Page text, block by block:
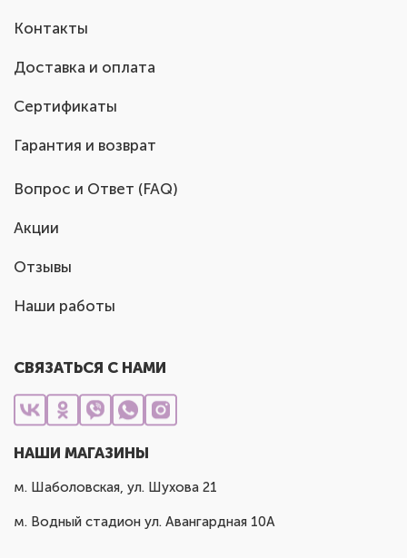
Контакты
Доставка и оплата
Сертификаты
Гарантия и возврат
Вопрос и Ответ (FAQ)
Акции
Отзывы
Наши работы
СВЯЗАТЬСЯ С НАМИ
НАШИ МАГАЗИНЫ
м. Шаболовская, ул. Шухова 21
м. Водный стадион ул. Авангардная 10А